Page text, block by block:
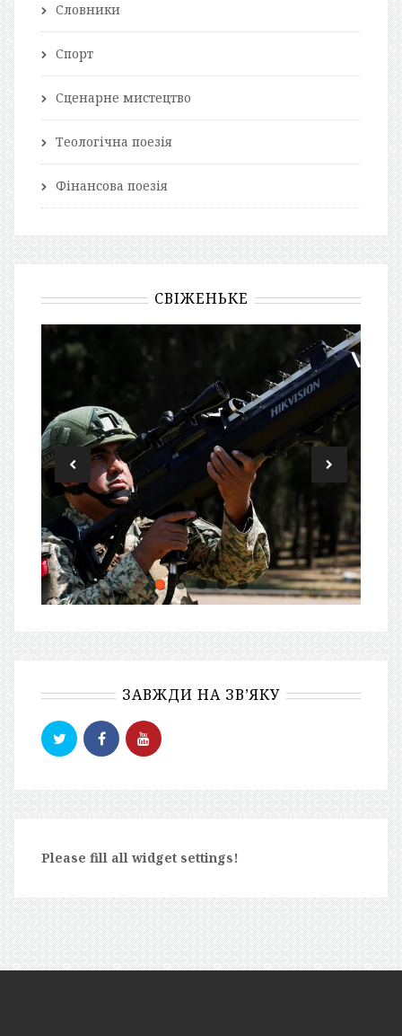
Словники
Спорт
Сценарне мистецтво
Теологічна поезія
Фінансова поезія
СВІЖЕНЬКЕ
ЗАВЖДИ НА ЗВ’ЯКУ
Please fill all widget settings!